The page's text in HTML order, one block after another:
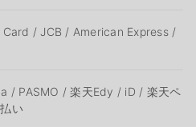
/ JCB / American Express /
/ PASMO / 楽天Edy / iD / 楽天ペ
い